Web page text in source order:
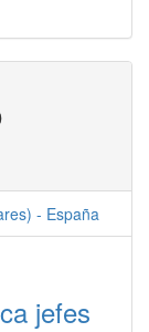
) - España
jefes